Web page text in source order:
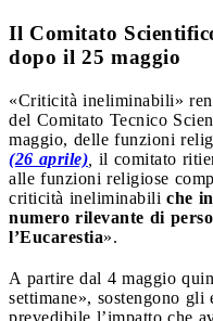
Il Comitato
dopo il 25 maggio
«Criticità ineliminabili»
del Comitato Tecnico
maggio, delle funzioni
(26 aprile) il comitato
alle funzioni religiose
criticità ineliminabili che
numero rilevante di
l’Eucarestia».
A partire dal 4 maggio
settimane», sostengono gli
prevedibile l’impatto che